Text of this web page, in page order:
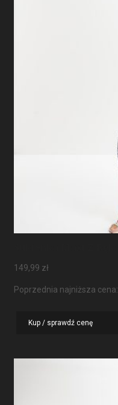
149,99 zł
Poprzednia najniższa cena:
Kup / sprawdź cenę